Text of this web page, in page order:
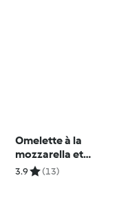
Omelette à la
mozzarella et
carpaccio de tomates
3.9 (13)